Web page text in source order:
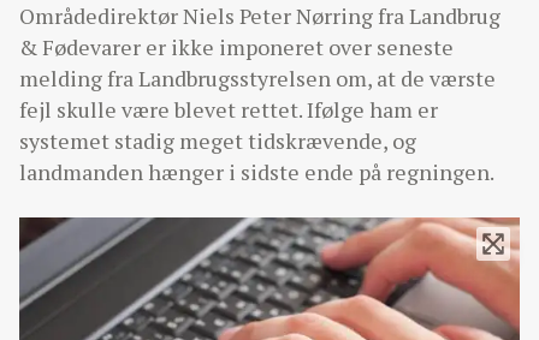
Områdedirektør Niels Peter Nørring fra Landbrug
& Fødevarer er ikke imponeret over seneste
melding fra Landbrugsstyrelsen om, at de værste
fejl skulle være blevet rettet. Ifølge ham er
systemet stadig meget tidskrævende, og
landmanden hænger i sidste ende på regningen.